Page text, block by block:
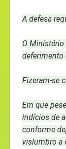
A defesa
O
deferimento
Fizeram-se
Em que
indícios de
conforme
vislumbro a